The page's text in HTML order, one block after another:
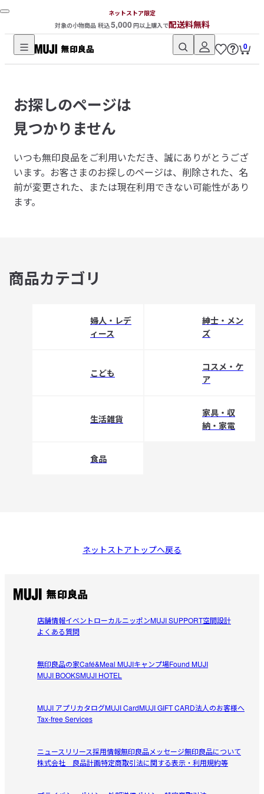
ネットストア限定
対象の小物商品 税込5,000円以上購入で配送料無料
無
品
ネ
ッ
ト
ス
ト
ア
0
お探しのページは
見つかりません
いつも無印良品をご利用いただき、誠にありがとうござ
います。 お客さまのお探しのページは、削除された、名
前が変更された、または現在利用できない可能性があり
ます。
商品カテゴリ
婦人・レデ
ィース
紳士・メン
ズ
こども
コスメ・ケ
ア
生活雑貨
家具・収
納・家電
食品
ネットストアトップへ戻る
店舗情報イベントローカルニッポンMUJI SUPPORT空間設計
よくある質問
無印良品の家Café&Meal MUJIキャンプ場Found MUJI
MUJI BOOKSMUJI HOTEL
MUJI アプリカタログMUJI CardMUJI GIFT CARD法人のお客様へ
Tax-free Services
ニュースリリース採用情報無印良品メッセージ無印良品について
株式会社 良品計画特定商取引法に関する表示・利用規約等